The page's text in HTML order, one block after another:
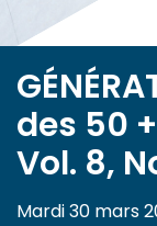
des 50
Vol. 8,
Mardi 30 mars